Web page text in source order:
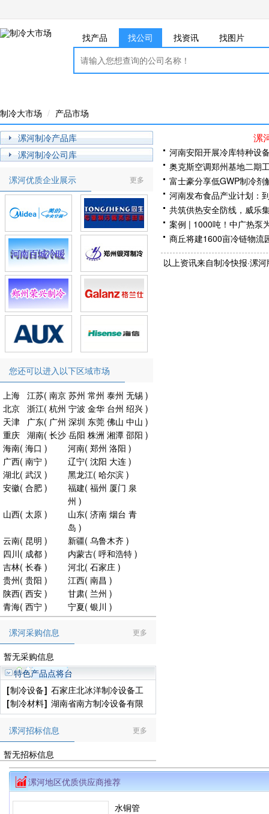
找产品 找公司 找资讯 找图片
制冷大市场 产品市场
漯河制冷产品库
漯河制冷公司库
更多
漯河优质企业展示
您还可以进入以下区域市场
上海 江苏( 南京 苏州 常州 泰州 无锡 )
北京 浙江( 杭州 宁波 金华 台州 绍兴 )
天津
广东( 广州 深圳 东莞 佛山 中山 )
重庆 湖南( 长沙 岳阳 株洲 湘潭 邵阳 )
海南( 海口 ) 河南( 郑州 洛阳 )
广西( 南宁 ) 辽宁( 沈阳 大连 )
湖北( 武汉 ) 黑龙江( 哈尔滨 )
安徽( 合肥 ) 福建( 福州 厦门 泉
州 )
山西( 太原 ) 山东( 济南 烟台 青
岛 )
云南( 昆明 ) 新疆( 乌鲁木齐 )
四川( 成都 ) 内蒙古( 呼和浩特 )
吉林( 长春 ) 河北( 石家庄 )
贵州( 贵阳 ) 江西( 南昌 )
陕西( 西安 ) 甘肃( 兰州 )
青海( 西宁 ) 宁夏( 银川 )
更多
漯河采购信息
暂无采购信息
特色产品点将台
[制冷设备] 石家庄北冰洋制冷设备工
程有限公司
[制冷材料] 湖南省南方制冷设备有限
公司
更多
漯河招标信息
暂无招标信息
漯
河南安阳开展冷库特种设
奥克斯空调郑州基地二期
富士豪分享低GWP制冷
技术论坛
河南发布食品产业计划：
共筑供热安全防线，威乐
案例 | 1000吨！中广热泵
商丘将建1600亩冷链物流
e数据为证！海尔磁悬浮
以上资讯来自制冷快报·漯河
漯河地区优质供应商推荐
水铜管